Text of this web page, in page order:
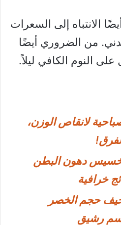
الانتباه إلى السعرات
من الضروري أيضًا
النوم الكافي ليلاً.
لانقاص الوزن،
دهون البطن
خرافية
حجم الخصر
رشيق